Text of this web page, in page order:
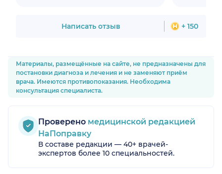
когда
желаю ему
Написать отзыв + 150
Материалы, размещённые на сайте, не предназначены для
постановки диагноза и лечения и не заменяют приём
врача. Имеются противопоказания. Необходима
консультация специалиста.
Проверено медицинской редакцией
НаПоправку
В составе редакции — 40+ врачей-
экспертов более 10 специальностей.